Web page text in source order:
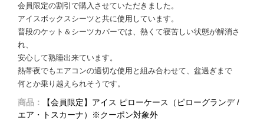
会員限定の割引で購入させていただきました。
アイスボックスシーツと共に使用しています。
普段のケット＆シーツカバーでは、熱くて寝苦しい状態が解消さ
れ、
安心して熟睡出来ています。
熱帯夜でもエアコンの適切な使用と組み合わせて、盆過ぎまで
何とか乗り越えられそうです。
商品：
【会員限定】アイス ピローケース（ピローグランデ /
エア・トスカーナ）※クーポン対象外